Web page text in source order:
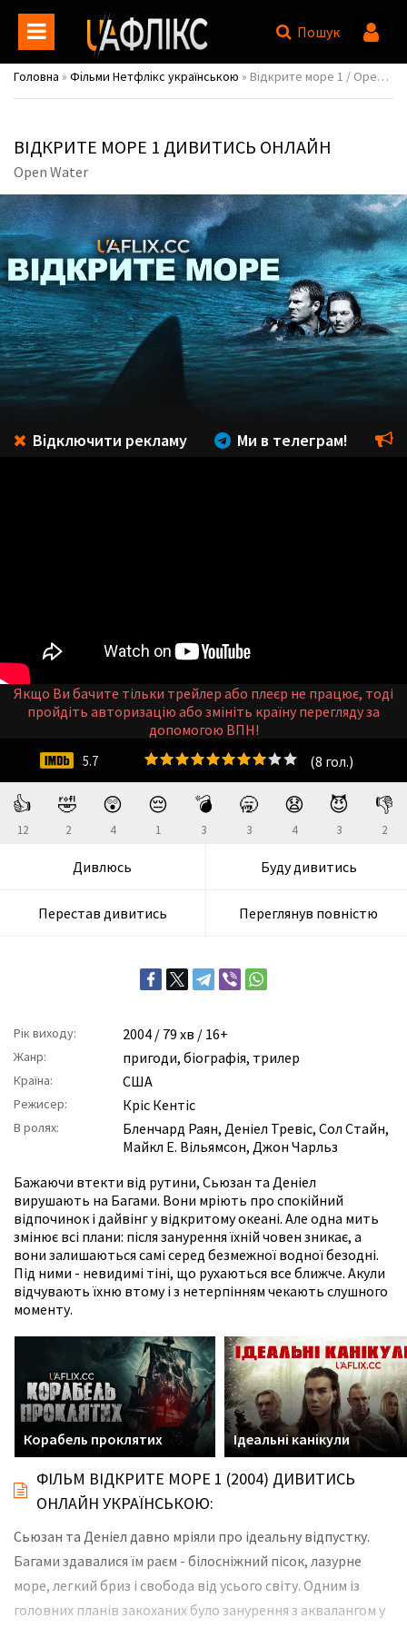
Пошук
Головна » Фільми Нетфлікс українською » Відкрите море 1 / Open Water
ВІДКРИТЕ МОРЕ 1 ДИВИТИСЬ ОНЛАЙН
Open Water
👍
12
🤣
2
😲
4
😔
1
💣
3
🥱
3
😧
4
😈
3
👎
2
Дивлюсь Буду дивитись
Перестав дивитись Переглянув повністю
Рік виходу: 2004 / 79 хв / 16+
Жанр: пригоди, біографія, трилер
Країна: США
Режисер: Кріс Кентіс
В ролях: Бленчард Раян, Деніел Тревіс, Сол Стайн,
Майкл Е. Вільямсон, Джон Чарльз
Бажаючи втекти від рутини, Сьюзан та Деніел
вирушають на Багами. Вони мріють про спокійний
відпочинок і дайвінг у відкритому океані. Але одна мить
змінює всі плани: після занурення їхній човен зникає, а
вони залишаються самі серед безмежної водної безодні.
Під ними - невидимі тіні, що рухаються все ближче. Акули
відчувають їхню втому і з нетерпінням чекають слушного
моменту.
(8 гол.)
5.7
Відключити рекламу Ми в телеграм!
Якщо Ви бачите тільки трейлер або плеєр не працює, тоді
пройдіть авторизацію або змініть країну перегляду за
допомогою ВПН!
Корабель проклятих Ідеальні канікули
ФІЛЬМ ВІДКРИТЕ МОРЕ 1 (2004) ДИВИТИСЬ
ОНЛАЙН УКРАЇНСЬКОЮ:
Сьюзан та Деніел давно мріяли про ідеальну відпустку.
Багами здавалися їм раєм - білосніжний пісок, лазурне
море, легкий бриз і свобода від усього світу. Одним із
головних планів закоханих було занурення з аквалангом у